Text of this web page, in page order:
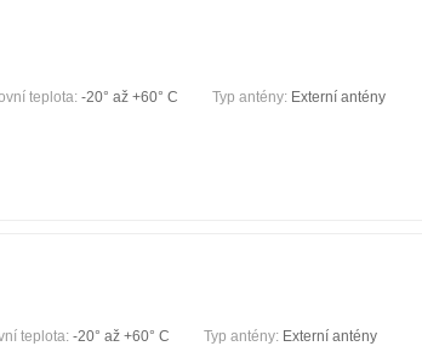
teplota: -20° až +60° C Typ antény: Externí antény
teplota: -20° až +60° C Typ antény: Externí antény